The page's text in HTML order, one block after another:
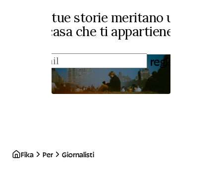
Le tue storie meritano una
casa che ti appartiene.
registrati
Fika Per Giornalisti